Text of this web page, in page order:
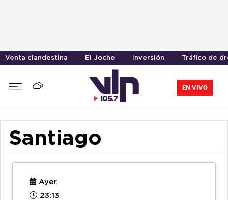
Venta clandestina El Joche Inversión Tráfico de
EN VIVO
Santiago
Ayer
23:13